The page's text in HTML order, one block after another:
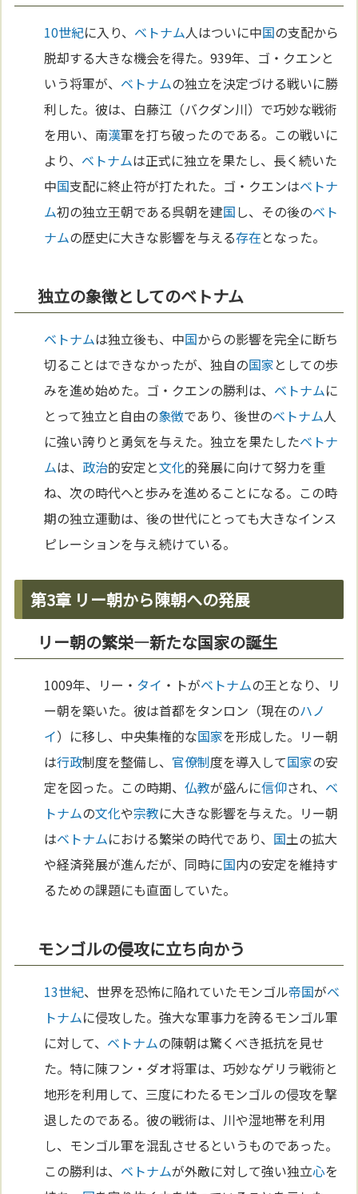
10世紀に入り、 ベトナム人はついに中国の支配から
脱却する大きな機会を得た。939年、ゴ・クエンと
いう将軍が、 ベトナムの独立を決定づける戦いに勝
利した。彼は、白藤江（バクダン川）で巧妙な戦術
を用い、南漢軍を打ち破ったのである。この戦いに
より、 ベトナムは正式に独立を果たし、長く続いた
中国支配に終止符が打たれた。ゴ・クエンはベトナ
ム初の独立王朝である呉朝を建国し、その後のベト
ナムの歴史に大きな影響を与える存在となった。
独立の象徴としてのベトナム
ベトナムは独立後も、中国からの影響を完全に断ち
切ることはできなかったが、独自の国家としての歩
みを進め始めた。ゴ・クエンの勝利は、 ベトナムに
とって独立と自由の象徴であり、後世のベトナム人
に強い誇りと勇気を与えた。独立を果たしたベトナ
ムは、 政治的安定と文化的発展に向けて努力を重
ね、次の時代へと歩みを進めることになる。この時
期の独立運動は、後の世代にとっても大きなインス
ピレーションを与え続けている。
第3章 リー朝から陳朝への発展
リー朝の繁栄—新たな国家の誕生
1009年、リー・ タイ ・トがベトナムの王となり、リ
ー朝を築いた。彼は首都をタンロン（現在のハノ
イ）に移し、中央集権的な国家を形成した。リー朝
は行政制度を整備し、 官僚制度を導入して国家の安
定を図った。この時期、仏教が盛んに信仰され、 ベ
トナムの文化や宗教に大きな影響を与えた。リー朝
はベトナムにおける繁栄の時代であり、 国土の拡大
や経済発展が進んだが、同時に国内の安定を維持す
るための課題にも直面していた。
モンゴルの侵攻に立ち向かう
13世紀、世界を恐怖に陥れていたモンゴル帝国がベ
トナムに侵攻した。強大な軍事力を誇るモンゴル軍
に対して、 ベトナムの陳朝は驚くべき抵抗を見せ
た。特に陳フン・ダオ将軍は、巧妙なゲリラ戦術と
地形を利用して、三度にわたるモンゴルの侵攻を撃
退したのである。彼の戦術は、川や湿地帯を利用
し、モンゴル軍を混乱させるというものであった。
この勝利は、 ベトナムが外敵に対して強い独立心を